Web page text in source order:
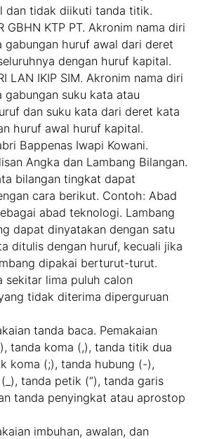
dan tidak diikuti tanda titik.
GBHN KTP PT. Akronim nama diri
gabungan huruf awal dari deret
dengan huruf kapital.
LAN IKIP SIM. Akronim nama diri
gabungan suku kata atau
dan suku kata dari deret kata
huruf awal huruf kapital.
Bappenas Iwapi Kowani.
Angka dan Lambang Bilangan.
bilangan tingkat dapat
cara berikut. Contoh: Abad
abad teknologi. Lambang
dapat dinyatakan dengan satu
ditulis dengan huruf, kecuali jika
dipakai berturut-turut.
sekitar lima puluh calon
tidak diterima diperguruan
tanda baca. Pemakaian
tanda koma (,), tanda titik dua
koma (;), tanda hubung (-),
tanda petik (“), tanda garis
tanda penyingkat atau aprostop
imbuhan, awalan, dan